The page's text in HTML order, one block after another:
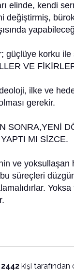
elinde, kendi
değiştirmiş,
korku ile
VE
ilke ve
gerekir.
SONRA,YENİ
MI SİZCE.
ve yoksullaşan
süreçleri
2442kişi tarafından